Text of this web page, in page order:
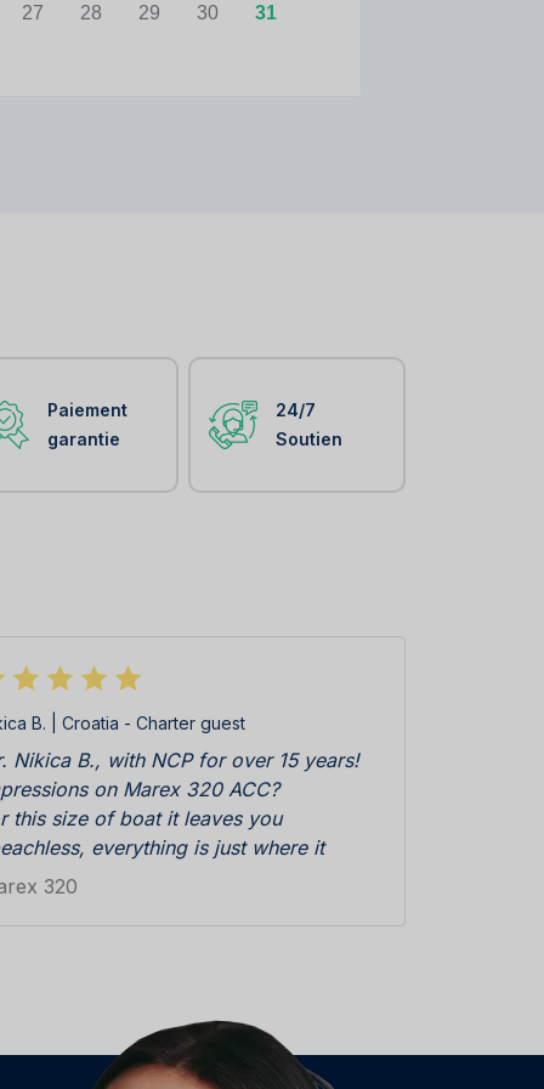
27 28 29 30 31
Paiement
garantie
24/7
Soutien
B. | Croatia - Charter guest
Nikica B., with NCP for over 15 years!
on Marex 320 ACC?
this size of boat it leaves you
everything is just where it
be, every inch perfectly used. Gives
cabins...you get tired trying
a mistake, and you are supposed to
on vacation !
320